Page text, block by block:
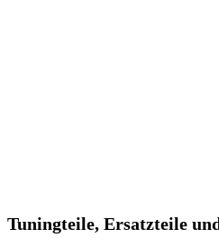
Tuningteile, Ersatzteile